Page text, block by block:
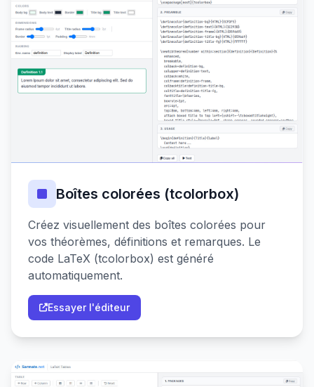
Boîtes colorées (tcolorbox)
Créez visuellement des boîtes colorées pour
vos théorèmes, définitions et remarques. Le
code LaTeX (tcolorbox) est généré
automatiquement.
Essayer l'éditeur